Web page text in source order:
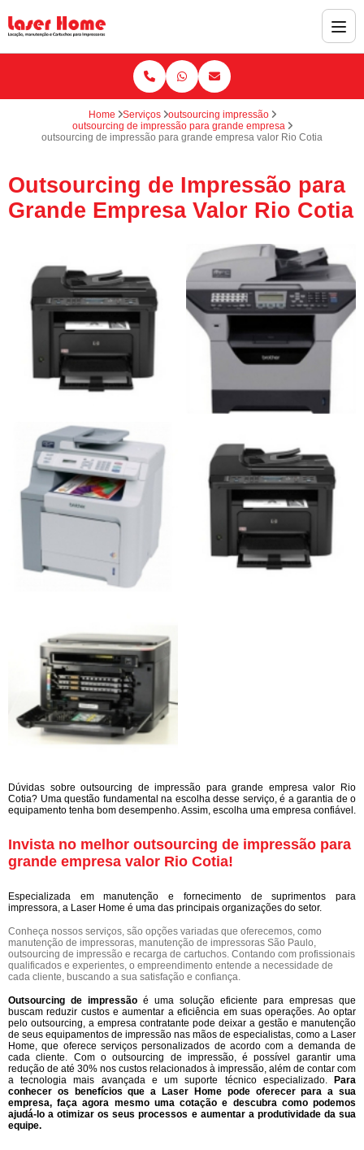
Home Serviços
outsourcing impressão
outsourcing de impressão para grande empresa
outsourcing de impressão para grande empresa valor Rio Cotia
Outsourcing de Impressão para
Grande Empresa Valor Rio Cotia
Dúvidas sobre outsourcing de impressão para grande empresa valor Rio
Cotia? Uma questão fundamental na escolha desse serviço, é a garantia de o
equipamento tenha bom desempenho. Assim, escolha uma empresa confiável.
Invista no melhor outsourcing de impressão para
grande empresa valor Rio Cotia!
Especializada em manutenção e fornecimento de suprimentos para
impressora, a Laser Home é uma das principais organizações do setor.
Conheça nossos serviços, são opções variadas que oferecemos, como
manutenção de impressoras, manutenção de impressoras São Paulo,
outsourcing de impressão e recarga de cartuchos. Contando com profissionais
qualificados e experientes, o empreendimento entende a necessidade de
cada cliente, buscando a sua satisfação e confiança.
Outsourcing de impressão é uma solução eficiente para empresas que
buscam reduzir custos e aumentar a eficiência em suas operações. Ao optar
pelo outsourcing, a empresa contratante pode deixar a gestão e manutenção
de seus equipamentos de impressão nas mãos de especialistas, como a Laser
Home, que oferece serviços personalizados de acordo com a demanda de
cada cliente. Com o outsourcing de impressão, é possível garantir uma
redução de até 30% nos custos relacionados à impressão, além de contar com
a tecnologia mais avançada e um suporte técnico especializado. Para
conhecer os benefícios que a Laser Home pode oferecer para a sua
empresa, faça agora mesmo uma cotação e descubra como podemos
ajudá-lo a otimizar os seus processos e aumentar a produtividade da sua
equipe.